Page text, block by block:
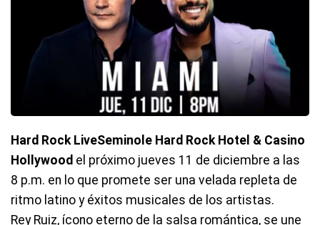
Hard Rock LiveSeminole Hard Rock Hotel & Casino
Hollywood el próximo jueves 11 de diciembre a las
8 p.m. en lo que promete ser una velada repleta de
ritmo latino y éxitos musicales de los artistas.
Rey Ruiz, ícono eterno de la salsa romántica, se une